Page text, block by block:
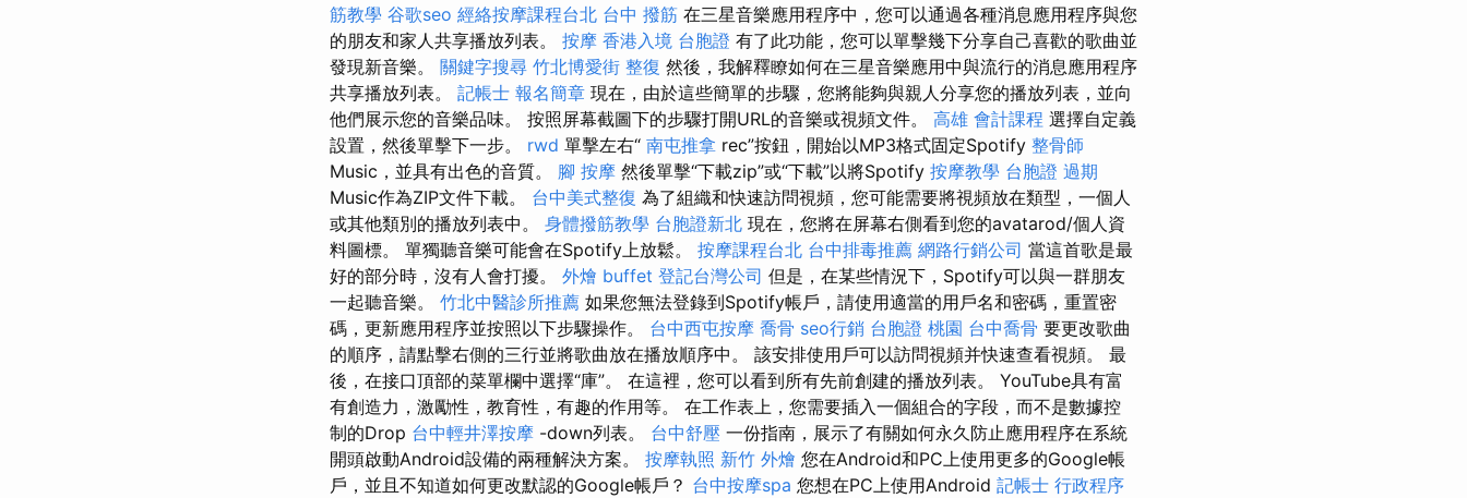
筋教學 谷歌seo 經絡按摩課程台北 台中 撥筋 在三星音樂應用程序中，您可以通過各種消息應用程序與您
的朋友和家人共享播放列表。 按摩 香港入境 台胞證 有了此功能，您可以單擊幾下分享自己喜歡的歌曲並
發現新音樂。 關鍵字搜尋 竹北博愛街 整復 然後，我解釋瞭如何在三星音樂應用中與流行的消息應用程序
共享播放列表。 記帳士 報名簡章 現在，由於這些簡單的步驟，您將能夠與親人分享您的播放列表，並向
他們展示您的音樂品味。 按照屏幕截圖下的步驟打開URL的音樂或視頻文件。 高雄 會計課程 選擇自定義
設置，然後單擊下一步。 rwd 單擊左右“ 南屯推拿 rec”按鈕，開始以MP3格式固定Spotify 整骨師
Music，並具有出色的音質。 腳 按摩 然後單擊“下載zip”或“下載”以將Spotify 按摩教學 台胞證 過期
Music作為ZIP文件下載。 台中美式整復 為了組織和快速訪問視頻，您可能需要將視頻放在類型，一個人
或其他類別的播放列表中。 身體撥筋教學 台胞證新北 現在，您將在屏幕右側看到您的avatarod/個人資
料圖標。 單獨聽音樂可能會在Spotify上放鬆。 按摩課程台北 台中排毒推薦 網路行銷公司 當這首歌是最
好的部分時，沒有人會打擾。 外燴 buffet 登記台灣公司 但是，在某些情況下，Spotify可以與一群朋友
一起聽音樂。 竹北中醫診所推薦 如果您無法登錄到Spotify帳戶，請使用適當的用戶名和密碼，重置密
碼，更新應用程序並按照以下步驟操作。 台中西屯按摩 喬骨 seo行銷 台胞證 桃園 台中喬骨 要更改歌曲
的順序，請點擊右側的三行並將歌曲放在播放順序中。 該安排使用戶可以訪問視頻并快速查看視頻。 最
後，在接口頂部的菜單欄中選擇“庫”。 在這裡，您可以看到所有先前創建的播放列表。 YouTube具有富
有創造力，激勵性，教育性，有趣的作用等。 在工作表上，您需要插入一個組合的字段，而不是數據控
制的Drop 台中輕井澤按摩 -down列表。 台中舒壓 一份指南，展示了有關如何永久防止應用程序在系統
開頭啟動Android設備的兩種解決方案。 按摩執照 新竹 外燴 您在Android和PC上使用更多的Google帳
戶，並且不知道如何更改默認的Google帳戶？ 台中按摩spa 您想在PC上使用Android 記帳士 行政程序